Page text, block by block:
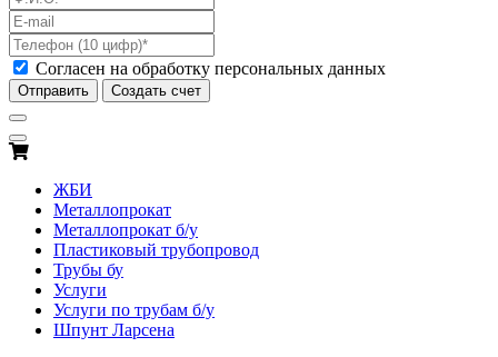
Согласен на обработку персональных данных
Отправить Создать счет
ЖБИ
Металлопрокат
Металлопрокат б/у
Пластиковый трубопровод
Трубы бу
Услуги
Услуги по трубам б/у
Шпунт Ларсена